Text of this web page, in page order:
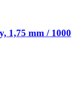
1,75 mm / 1000